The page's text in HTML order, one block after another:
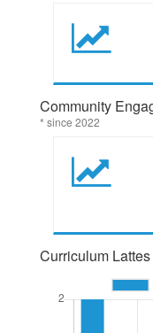
Community
* since 2022
Curriculum